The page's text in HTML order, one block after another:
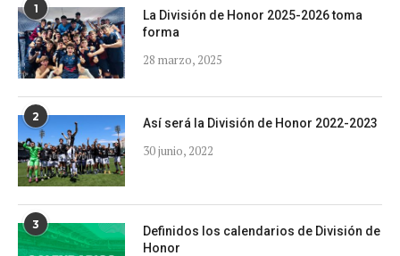
1
La División de Honor 2025-2026 toma
forma
28 marzo, 2025
2 Así será la División de Honor 2022-2023
30 junio, 2022
3
Definidos los calendarios de División de
Honor